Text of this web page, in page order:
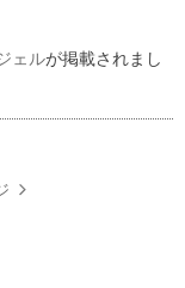
ェルが掲載されまし